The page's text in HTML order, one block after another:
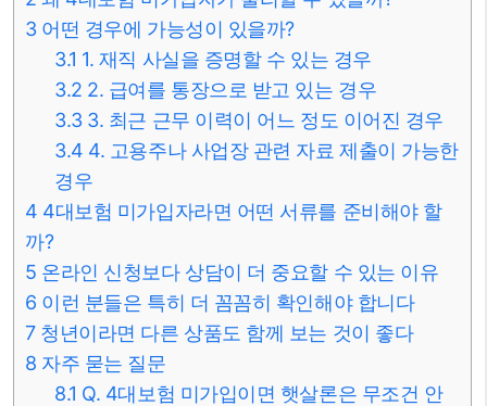
3어떤 경우에 가능성이 있을까?
3.1 1. 재직 사실을 증명할 수 있는 경우
3.2 2. 급여를 통장으로 받고 있는 경우
3.33. 최근 근무 이력이 어느 정도 이어진 경우
3.4 4. 고용주나 사업장 관련 자료 제출이 가능한
경우
4 4대보험 미가입자라면 어떤 서류를 준비해야 할
까?
5 온라인 신청보다 상담이 더 중요할 수 있는 이유
6 이런 분들은 특히 더 꼼꼼히 확인해야 합니다
7청년이라면 다른 상품도 함께 보는 것이 좋다
8 자주 묻는 질문
8.1 Q. 4대보험 미가입이면 햇살론은 무조건 안